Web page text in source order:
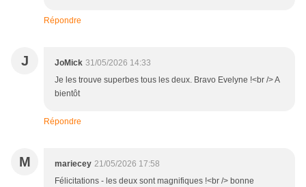
Répondre
J JoMick 31/05/2026 14:33
Je les trouve superbes tous les deux. Bravo Evelyne !<br /> A
bientôt
Répondre
M mariecey 21/05/2026 17:58
Félicitations - les deux sont magnifiques !<br /> bonne